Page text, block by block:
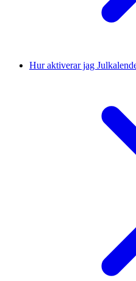
Hur aktiverar jag